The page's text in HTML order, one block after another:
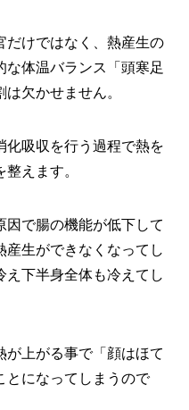
だけではなく、熱産生の
な体温バランス「頭寒足
欠かせません。
化吸収を行う過程で熱を
えます。
因で腸の機能が低下して
産生ができなくなってし
え下半身全体も冷えてし
が上がる事で「顔はほて
とになってしまうので